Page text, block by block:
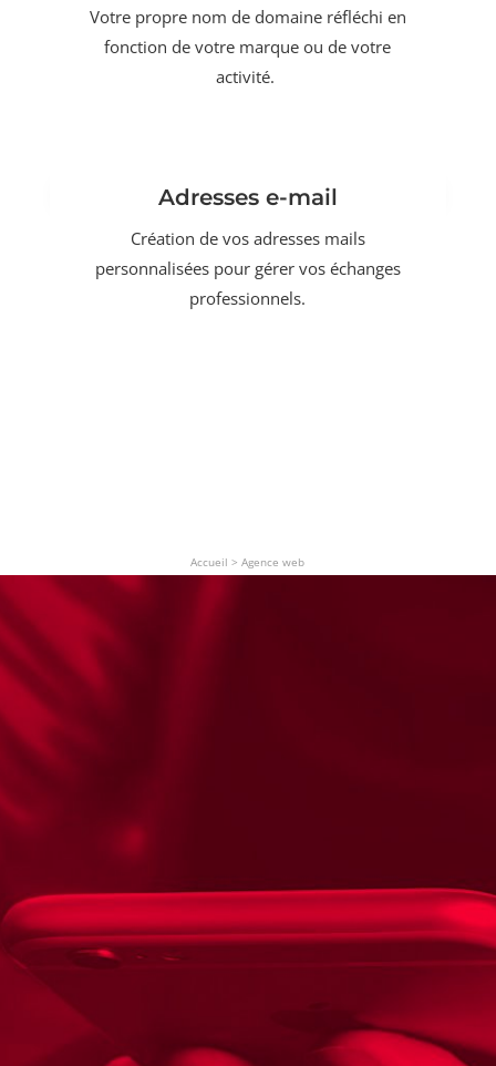
Votre propre nom de domaine réfléchi en
fonction de votre marque ou de votre
activité.
Adresses e-mail
Création de vos adresses mails
personnalisées pour gérer vos échanges
professionnels.
Accueil >Agence web